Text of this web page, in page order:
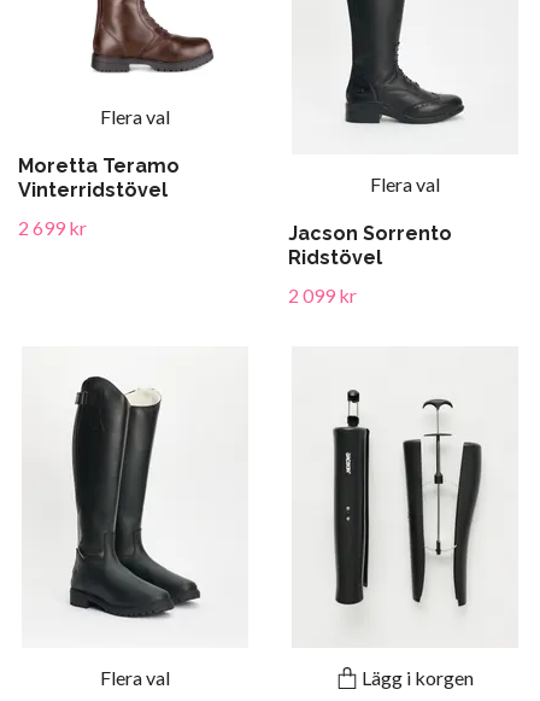
Flera val
Moretta Teramo
Vinterridstövel
2 699 kr
Flera val
Jacson Sorrento
Ridstövel
2 099 kr
Flera val Lägg i korgen